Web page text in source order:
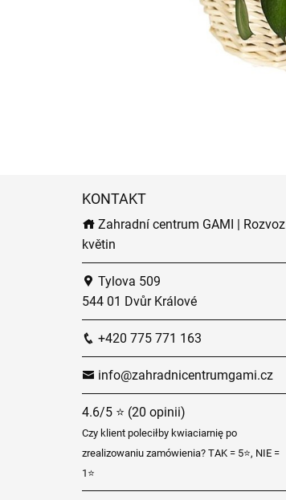
KONTAKT
Zahradní centrum GAMI | Rozvoz
květin
Tylova 509
544 01 Dvůr Králové
+420 775 771 163
info@zahradnicentrumgami.cz
4.6/5 ⭐ (20 opinii)
Czy klient poleciłby kwiaciarnię po
zrealizowaniu zamówienia? TAK = 5⭐, NIE =
1⭐